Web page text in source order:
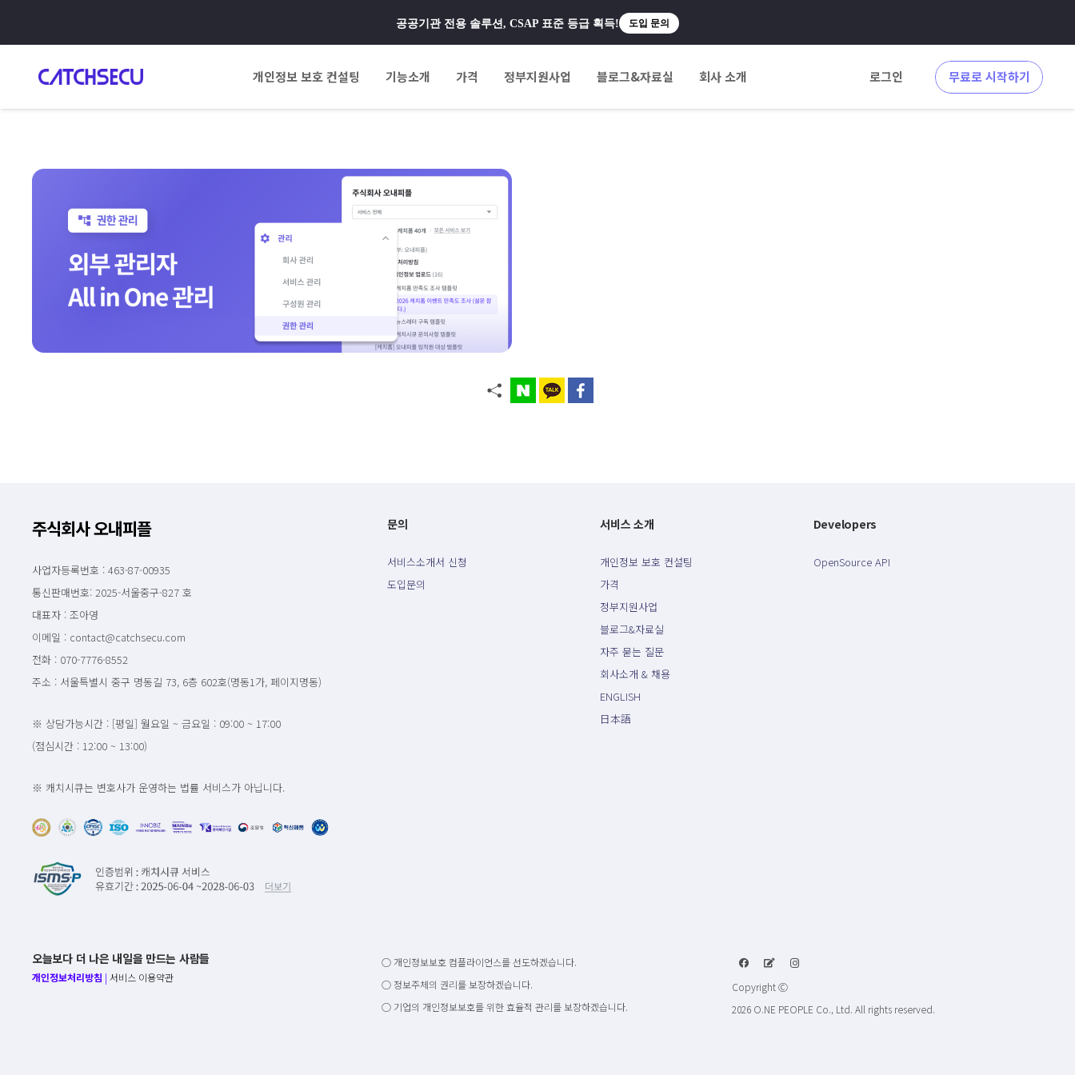
공공기관 전용 솔루션, CSAP 표준 등급 획득! 도입 문의
개인정보 보호 컨설팅 기능소개 가격 정부지원사업 블로그&자료실 회사 소개 로그인 무료로 시작하기
주식회사 오내피플
사업자등록번호 : 463-87-00935
통신판매번호: 2025-서울중구-827 호
대표자 : 조아영
이메일 : contact@catchsecu.com
전화 : 070-7776-8552
주소 : 서울특별시 중구 명동길 73, 6층 602호(명동1가, 페이지명동)
※ 상담가능시간 : [평일] 월요일 ~ 금요일 : 09:00 ~ 17:00
(점심시간 : 12:00 ~ 13:00)
※ 캐치시큐는 변호사가 운영하는 법률 서비스가 아닙니다.
문의
서비스소개서 신청
도입문의
서비스 소개
개인정보 보호 컨설팅
가격
정부지원사업
블로그&자료실
자주 묻는 질문
회사소개 & 채용
ENGLISH
日本語
Developers
OpenSource API
오늘보다 더 나은 내일을 만드는 사람들
개인정보처리방침 | 서비스 이용약관
○ 개인정보보호 컴플라이언스를 선도하겠습니다.
○ 정보주체의 권리를 보장하겠습니다.
○ 기업의 개인정보보호를 위한 효율적 관리를 보장하겠습니다.
Copyright Ⓒ
2026 O.NE PEOPLE Co., Ltd. All rights reserved.